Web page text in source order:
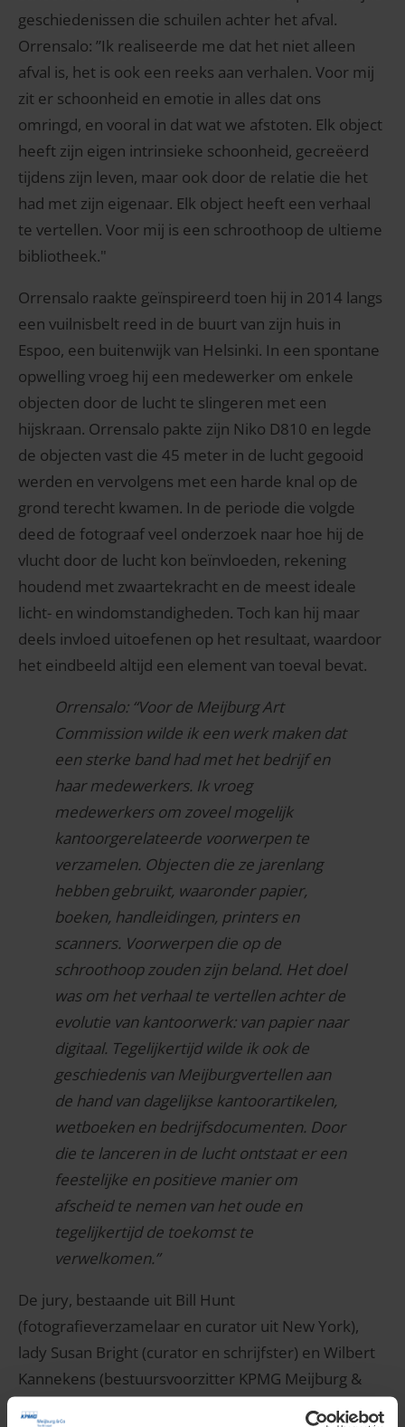
geschiedenissen die schuilen achter het afval.
Orrensalo: ”Ik realiseerde me dat het niet alleen
afval is, het is ook een reeks aan verhalen. Voor mij
zit er schoonheid en emotie in alles dat ons
omringd, en vooral in dat wat we afstoten. Elk object
heeft zijn eigen intrinsieke schoonheid, gecreëerd
tijdens zijn leven, maar ook door de relatie die het
had met zijn eigenaar. Elk object heeft een verhaal
te vertellen. Voor mij is een schroothoop de ultieme
bibliotheek."
Orrensalo raakte geïnspireerd toen hij in 2014 langs
een vuilnisbelt reed in de buurt van zijn huis in
Espoo, een buitenwijk van Helsinki. In een spontane
opwelling vroeg hij een medewerker om enkele
objecten door de lucht te slingeren met een
hijskraan. Orrensalo pakte zijn Niko D810 en legde
de objecten vast die 45 meter in de lucht gegooid
werden en vervolgens met een harde knal op de
grond terecht kwamen. In de periode die volgde
deed de fotograaf veel onderzoek naar hoe hij de
vlucht door de lucht kon beïnvloeden, rekening
houdend met zwaartekracht en de meest ideale
licht- en windomstandigheden. Toch kan hij maar
deels invloed uitoefenen op het resultaat, waardoor
het eindbeeld altijd een element van toeval bevat.
Orrensalo: “Voor de Meijburg Art
Commission wilde ik een werk maken dat
een sterke band had met het bedrijf en
haar medewerkers. Ik vroeg
medewerkers om zoveel mogelijk
kantoorgerelateerde voorwerpen te
verzamelen. Objecten die ze jarenlang
hebben gebruikt, waaronder papier,
boeken, handleidingen, printers en
scanners. Voorwerpen die op de
schroothoop zouden zijn beland. Het doel
was om het verhaal te vertellen achter de
evolutie van kantoorwerk: van papier naar
digitaal. Tegelijkertijd wilde ik ook de
geschiedenis van Meijburgvertellen aan
de hand van dagelijkse kantoorartikelen,
wetboeken en bedrijfsdocumenten. Door
die te lanceren in de lucht ontstaat er een
feestelijke en positieve manier om
afscheid te nemen van het oude en
tegelijkertijd de toekomst te
verwelkomen.”
De jury, bestaande uit Bill Hunt
(fotografieverzamelaar en curator uit New York),
lady Susan Bright (curator en schrijfster) en Wilbert
Kannekens (bestuursvoorzitter KPMG Meijburg &
Co), was unaniem enthousiast over het voorstel van